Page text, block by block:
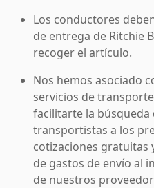
Los conductores
de entrega de Ritchie
recoger el artículo.
Nos hemos asociado
servicios de
facilitarte la búsqueda
transportistas a los
cotizaciones gratuitas
de gastos de envío al
de nuestros